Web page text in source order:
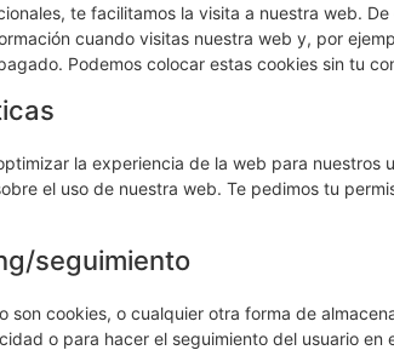
te facilitamos la visita a nuestra web.
cuando visitas nuestra web y, por
Podemos colocar estas cookies sin tu
la experiencia de la web para nuestros
el uso de nuestra web. Te pedimos tu
seguimiento
son cookies, o cualquier otra forma de
o para hacer el seguimiento del usuario en